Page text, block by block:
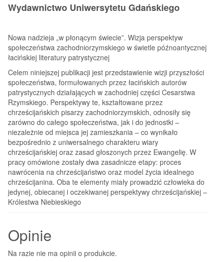
Wydawnictwo Uniwersytetu Gdańskiego
Nowa nadzieja „w płonącym świecie”. Wizja perspektyw
społeczeństwa zachodniorzymskiego w świetle późnoantycznej
łacińskiej literatury patrystycznej
Celem niniejszej publikacji jest przedstawienie wizji przyszłości
społeczeństwa, formułowanych przez łacińskich autorów
patrystycznych działających w zachodniej części Cesarstwa
Rzymskiego. Perspektywy te, kształtowane przez
chrześcijańskich pisarzy zachodniorzymskich, odnosiły się
zarówno do całego społeczeństwa, jak i do jednostki –
niezależnie od miejsca jej zamieszkania – co wynikało
bezpośrednio z uniwersalnego charakteru wiary
chrześcijańskiej oraz zasad głoszonych przez Ewangelię. W
pracy omówione zostały dwa zasadnicze etapy: proces
nawrócenia na chrześcijaństwo oraz model życia idealnego
chrześcijanina. Oba te elementy miały prowadzić człowieka do
jedynej, obiecanej i oczekiwanej perspektywy chrześcijańskiej –
Królestwa Niebieskiego
Opinie
Na razie nie ma opinii o produkcie.